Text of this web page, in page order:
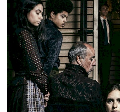
Estatuto Editorial
Saúde
Ficha técnica
Cultura
Lazer